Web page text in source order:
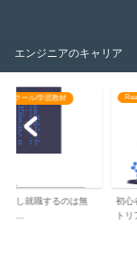
エンジニアのキャリア
スクール/学習教材
学し就職するのは無
初心
トリ